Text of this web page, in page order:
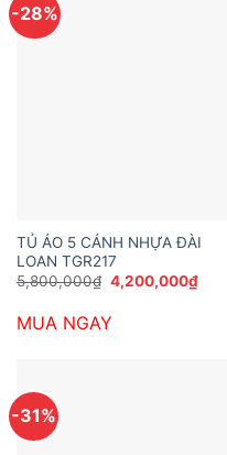
-28%
TỦ ÁO 5 CÁNH NHỰA ĐÀI
LOAN TGR217
5,800,000₫ Giá
gốc
5,800,000₫.
4,200,000₫Giá
hiện
MUA NGAY
-31%